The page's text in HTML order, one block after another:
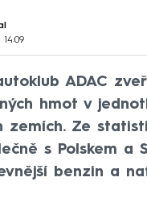
ADAC
hmot v
zemích. Ze
s Polskem a
benzin a